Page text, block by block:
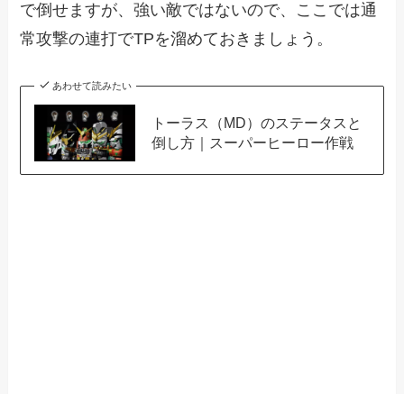
で倒せますが、強い敵ではないので、ここでは通
常攻撃の連打でTPを溜めておきましょう。
あわせて読みたい
トーラス（MD）のステータスと
倒し方｜スーパーヒーロー作戦